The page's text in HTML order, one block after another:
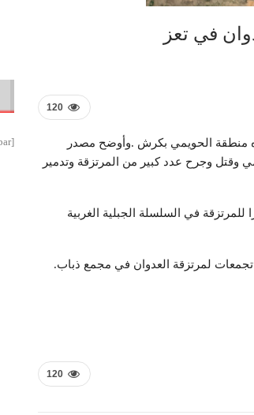
في تعز
120
منطقة الحويمي بكرش .وأوضح مصدر
وقتل وجرح عدد كبير من المرتزقة وتدمير
في السلسلة الجبلية الغربية
لمرتزقة العدوان في مجمع ذباب.
120
[smbtoolbar]